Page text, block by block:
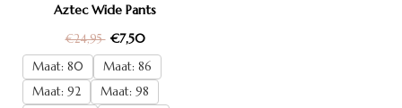
Aztec Wide Pants
€24,95 €7,50
Maat: 80
Maat: 86
Maat: 92
Maat: 98